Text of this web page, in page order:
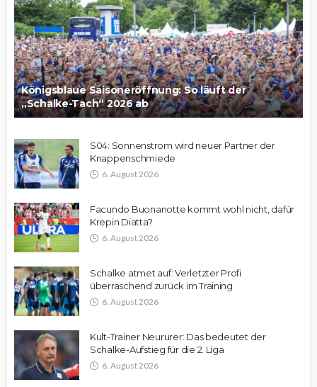
Königsblaue Saisoneröffnung: So läuft der
„Schalke-Tach“ 2026 ab
S04: Sonnenstrom wird neuer Partner der
Knappenschmiede
6. August 2026
Facundo Buonanotte kommt wohl nicht, dafür
Krepin Diatta?
6. August 2026
Schalke atmet auf: Verletzter Profi
überraschend zurück im Training
6. August 2026
Kult-Trainer Neururer: Das bedeutet der
Schalke-Aufstieg für die 2. Liga
6. August 2026